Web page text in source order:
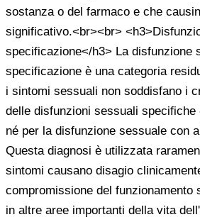
sostanza o del farmaco e che
significativo.<br><br>
specificazione</h3> La disfunzione
specificazione è una categoria
i sintomi sessuali non soddisfano i
delle disfunzioni sessuali specifiche
né per la disfunzione sessuale con
Questa diagnosi è utilizzata
sintomi causano disagio
compromissione del funzionamento
in altre aree importanti della vita